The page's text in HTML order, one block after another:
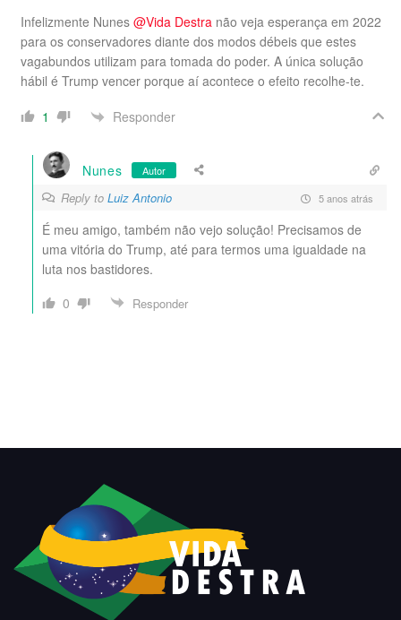
Infelizmente Nunes @Vida Destra não veja esperança em 2022
para os conservadores diante dos modos débeis que estes
vagabundos utilizam para tomada do poder. A única solução
hábil é Trump vencer porque aí acontece o efeito recolhe-te.
1
Responder
Nunes Autor
Reply to Luiz Antonio 5 anos atrás
É meu amigo, também não vejo solução! Precisamos de
uma vitória do Trump, até para termos uma igualdade na
luta nos bastidores.
0
Responder